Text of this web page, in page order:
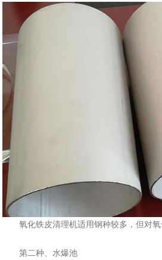
氧化铁皮清理机适用钢种较多，但对氧
第二种、水爆池